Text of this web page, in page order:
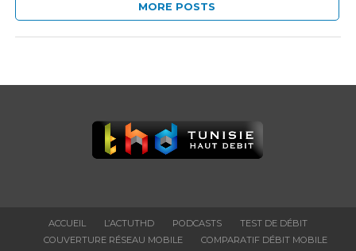
MORE POSTS
ACCUEIL L’ACTUTHD PODCASTS
TEST DE DÉBIT
COUVERTURE RÉSEAU MOBILE
COMPARATIF DÉBIT MOBILE